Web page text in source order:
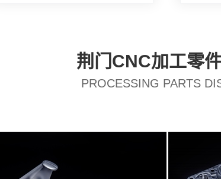
荆门CNC加工零
PROCESSING PARTS